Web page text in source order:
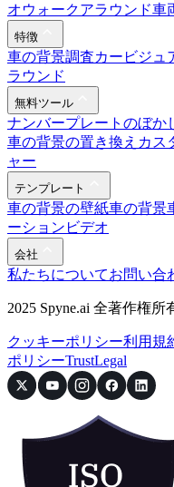
オウォークアラウンド車
特徴
車の背景調査カービジュ
ラウンド
無料ツール
ナンバープレートのぼか
車の背景の置き換え カス
ャー
テンプレート
車の背景の壁紙車の背景
ーションビデオ
会社
私たちについてお問い合
2025 Spyne.ai 全著作権所
クッキーポリシー利用規
ポリシーTrustLegal